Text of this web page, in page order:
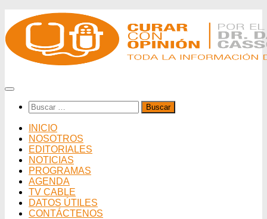
al
contenido
Buscar:
INICIO
NOSOTROS
EDITORIALES
NOTICIAS
PROGRAMAS
AGENDA
TV CABLE
DATOS ÚTILES
CONTÁCTENOS